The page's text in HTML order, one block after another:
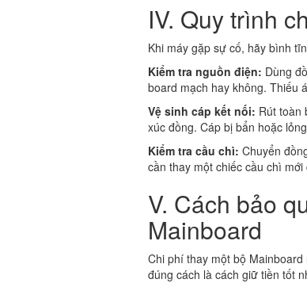
IV. Quy trình
Khi máy gặp sự cố, hãy bình
Kiểm tra nguồn điện: Dùng
board mạch hay không. Thiếu
Vệ sinh cáp kết nối: Rút toàn
xúc đồng. Cáp bị bẩn hoặc
Kiểm tra cầu chì: Chuyển
cần thay một chiếc cầu chì
V. Cách bảo
Mainboard
Chi phí thay một bộ
đúng cách là cách giữ tiền tốt